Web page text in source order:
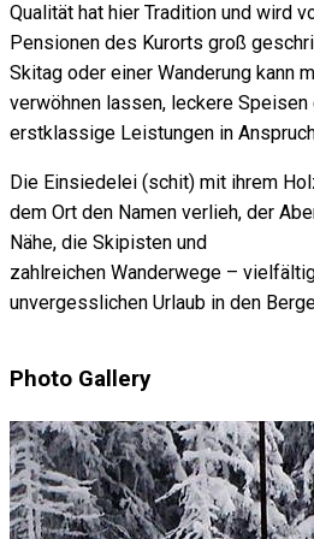
Qualität hat hier Tradition und wird
Pensionen des Kurorts groß
Skitag oder einer Wanderung kann
verwöhnen lassen, leckere
erstklassige Leistungen in
Die Einsiedelei (schit) mit ihrem
dem Ort den Namen verlieh, der
Nähe, die Skipisten und
zahlreichen Wanderwege –
unvergesslichen Urlaub in den
Photo Gallery